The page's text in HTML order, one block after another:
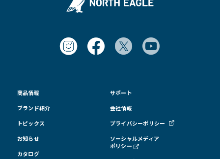
商品情報
ブランド紹介
トピックス
お知らせ
カタログ
サポート
会社情報
プライバシーポリシー
ソーシャルメディア
ポリシー